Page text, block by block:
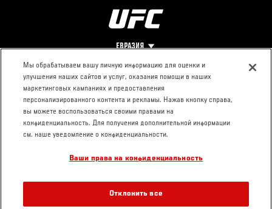
ЕВРАЗИЯ
Footer
О UFC
Про ММА
Социальная
ответственность
КОНТАКТЫ
Пресс-центр
Условия
использования
Мы обрабатываем вашу личную информацию для оценки и
улучшения наших сайтов и услуг, оказания помощи в наших
маркетинговых кампаниях и предоставления
персонализированного контента и рекламы. Нажав кнопку справа,
вы можете воспользоваться своими правами на
конфиденциальность. Для получения дополнительной информации
см. наше уведомление о конфиденциальности.
Ваши права на конфиденциальность
Отклонить все